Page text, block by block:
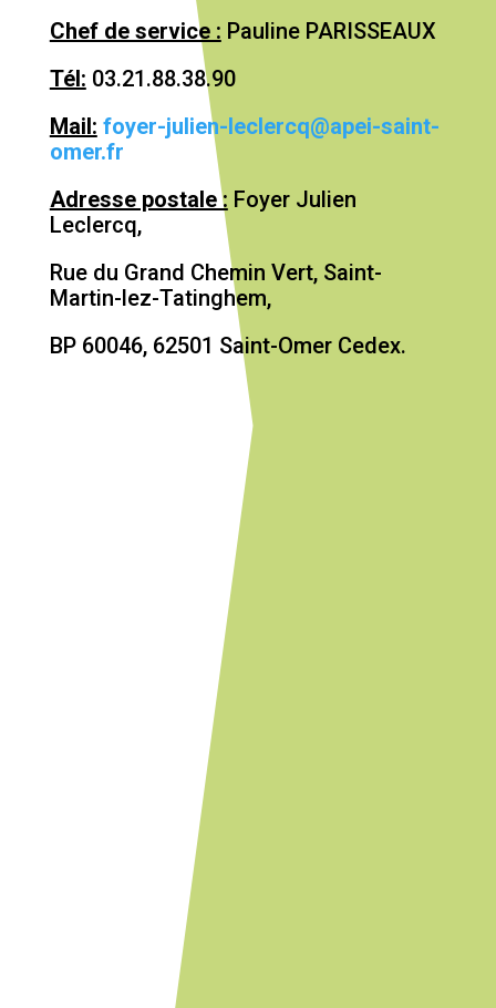
Chef de service : Pauline PARISSEAUX
Tél: 03.21.88.38.90
Mail: foyer-julien-leclercq@apei-saint-
omer.fr
Adresse postale : Foyer Julien
Leclercq,
Rue du Grand Chemin Vert, Saint-
Martin-lez-Tatinghem,
BP 60046, 62501 Saint-Omer Cedex.